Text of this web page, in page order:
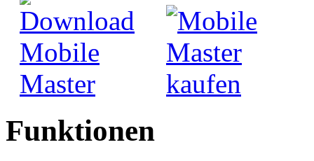
Funktionen